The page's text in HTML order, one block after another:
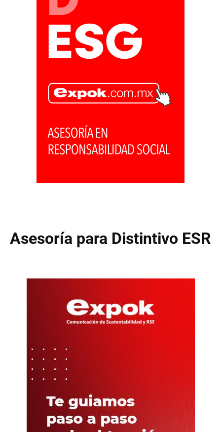
Asesoría para Distintivo ESR